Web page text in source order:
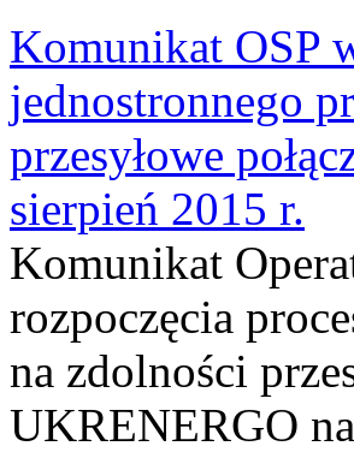
Komunikat OSP
jednostronnego
przesyłowe
sierpień 2015 r.
Komunikat
rozpoczęcia
na zdolności
UKRENERGO